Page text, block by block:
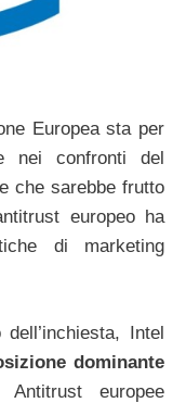
Europea sta per
nei confronti del
che sarebbe frutto
europeo ha
di marketing
Intel
dominante
europee